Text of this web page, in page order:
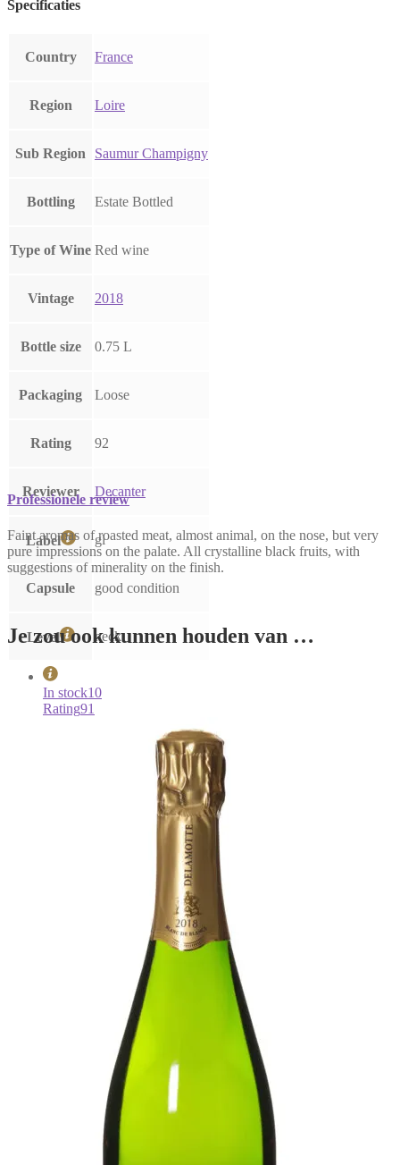
Specificaties
Country France
Region Loire
Sub Region Saumur Champigny
Bottling Estate Bottled
Type of Wine Red wine
Vintage 2018
Bottle size 0.75 L
Packaging Loose
Rating 92
Reviewer Decanter
Label gl
Capsule good condition
Level neck
Professionele review
Faint aromas of roasted meat, almost animal, on the nose, but very
pure impressions on the palate. All crystalline black fruits, with
suggestions of minerality on the finish.
Je zou ook kunnen houden van …
In stock10
Rating91